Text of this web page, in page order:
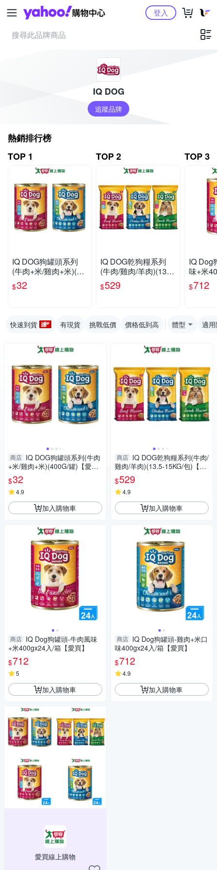
Yahoo購物中心登入
IQ DOG
追蹤品牌
熱銷排行榜
TOP 1
IQ DOG狗罐頭系列
(牛肉+米/雞肉+米)(40
0G/罐)【愛買】
$32
TOP 2
IQ DOG乾狗糧系列
(牛肉/雞肉/羊肉)(13.5-
15KG/包)【愛買】
$529
TOP 3
IQ Dog
味+米
【愛買
$712
快速到貨 有現貨 挑戰低價 價格低到高 體型 適
商店 IQ DOG狗罐頭系列(牛肉
+米/雞肉+米)(400G/罐)【愛
買】
$32
4.9
加入購物車
商店 IQ Dog狗罐頭-牛肉風味
+米400gx24入/箱【愛買】
$712
5
加入購物車
愛買線上購物
商店 IQ DOG乾狗糧系列(牛肉/
雞肉/羊肉)(13.5-15KG/包)【愛
買】
$529
4.9
加入購物車
商店 IQ Dog狗罐頭-雞肉+米口
味400gx24入/箱【愛買】
$712
4.9
加入購物車